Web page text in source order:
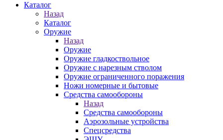
Каталог
Назад
Каталог
Оружие
Назад
Оружие
Оружие гладкоствольное
Оружие с нарезным стволом
Оружие ограниченного поражения
Ножи номерные и бытовые
Средства самообороны
Назад
Средства самообороны
Аэрозольные устройства
Спецсредства